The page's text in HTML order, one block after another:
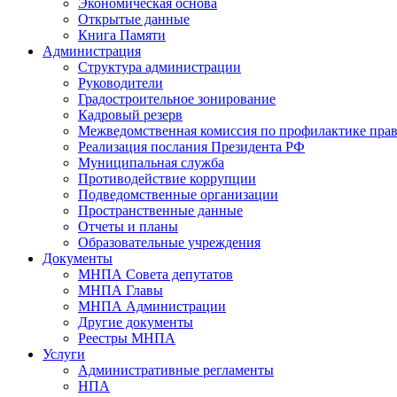
Экономическая основа
Открытые данные
Книга Памяти
Администрация
Структура администрации
Руководители
Градостроительное зонирование
Кадровый резерв
Межведомственная комиссия по профилактике
Реализация послания Президента РФ
Муниципальная служба
Противодействие коррупции
Подведомственные организации
Пространственные данные
Отчеты и планы
Образовательные учреждения
Документы
МНПА Совета депутатов
МНПА Главы
МНПА Администрации
Другие документы
Реестры МНПА
Услуги
Административные регламенты
НПА